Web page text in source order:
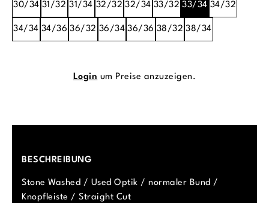
30/34 31/32 31/34 32/32 32/34 33/32 33/34 34/32
34/34 34/36 36/32 36/34 36/36 38/32 38/34
Login um Preise anzuzeigen.
BESCHREIBUNG
Stone Washed / Used Optik / normaler Bund /
Knopfleiste / Straight Cut